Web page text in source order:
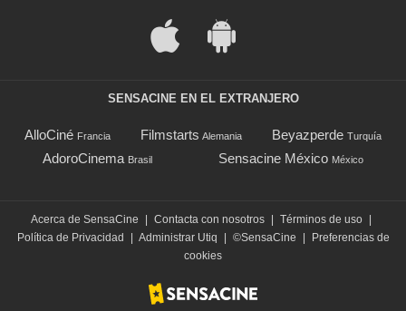
SENSACINE EN EL EXTRANJERO
AlloCiné Francia Filmstarts Alemania Beyazperde Turquía
AdoroCinema Brasil Sensacine México México
Acerca de SensaCine Contacta con nosotros Términos de uso
Política de Privacidad
Administrar Utiq ©SensaCine
Preferencias de
cookies